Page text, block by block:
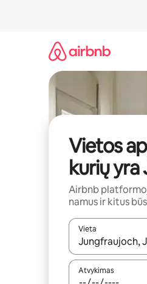
Vietos
kurių
Airbnb
namus ir kitus
Vieta
Kai pasirodys
Atvykimas